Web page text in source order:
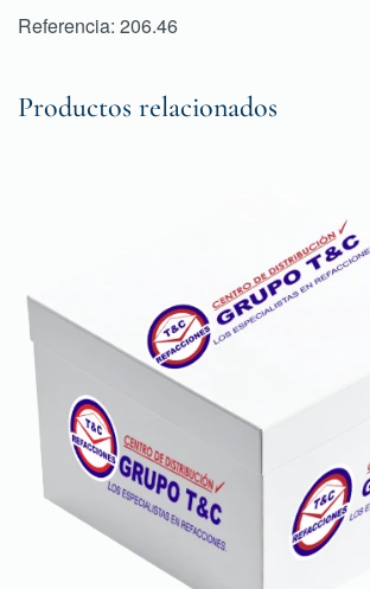
Referencia: 206.46
Productos relacionados